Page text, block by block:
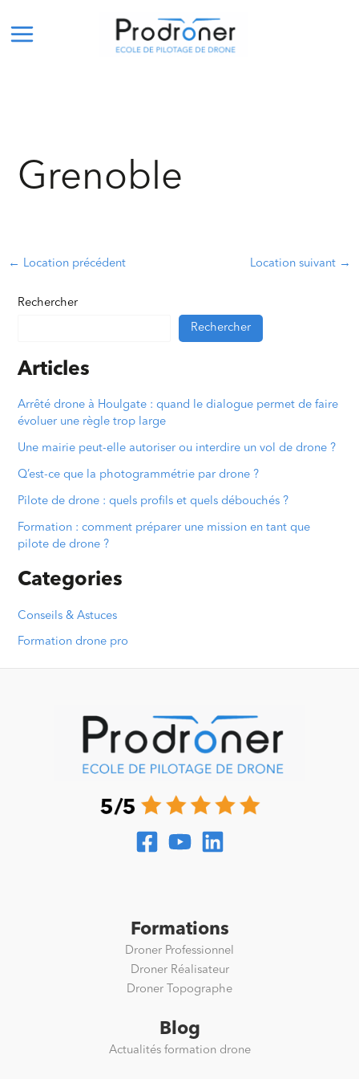
au
Menu
Grenoble
des
← Location précédent Location suivant →
Rechercher
Rechercher
Articles
Arrêté drone à Houlgate : quand le dialogue permet de faire
évoluer une règle trop large
Une mairie peut-elle autoriser ou interdire un vol de drone ?
Q’est-ce que la photogrammétrie par drone ?
Pilote de drone : quels profils et quels débouchés ?
Formation : comment préparer une mission en tant que
pilote de drone ?
Categories
Conseils & Astuces
Formation drone pro
Formations
Droner Professionnel
Droner Réalisateur
Droner Topographe
Blog
Actualités formation drone